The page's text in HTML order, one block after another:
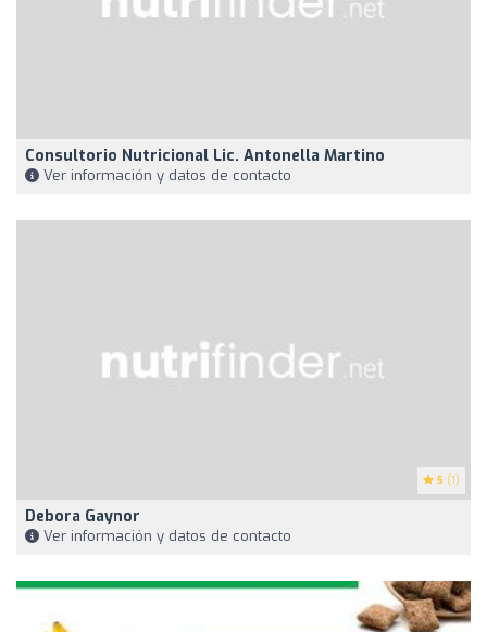
Consultorio Nutricional Lic. Antonella Martino
Ver información y datos de contacto
5 (1)
Debora Gaynor
Ver información y datos de contacto